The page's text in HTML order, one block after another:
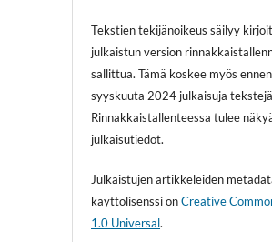
Tekstien tekijänoikeus säilyy
julkaistun version
sallittua. Tämä koskee myös ennen
syyskuuta 2024 julkaisuja
Rinnakkaistallenteessa tulee
julkaisutiedot.
Julkaistujen artikkeleiden
käyttölisenssi onCreative
1.0 Universal.